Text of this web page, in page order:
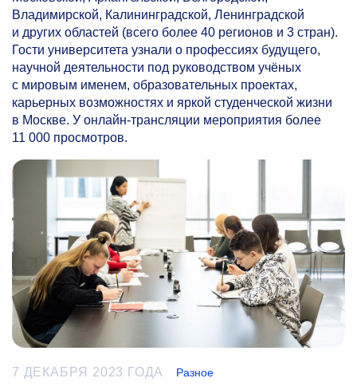
Владимирской, Калининградской, Ленинградской
и других областей (всего более 40 регионов и 3 стран).
Гости университета узнали о профессиях будущего,
научной деятельности под руководством учёных
с мировым именем, образовательных проектах,
карьерных возможностях и яркой студенческой жизни
в Москве. У онлайн-трансляции мероприятия более
11 000 просмотров.
7 ДЕКАБРЯ 2023 ГОДА Разное